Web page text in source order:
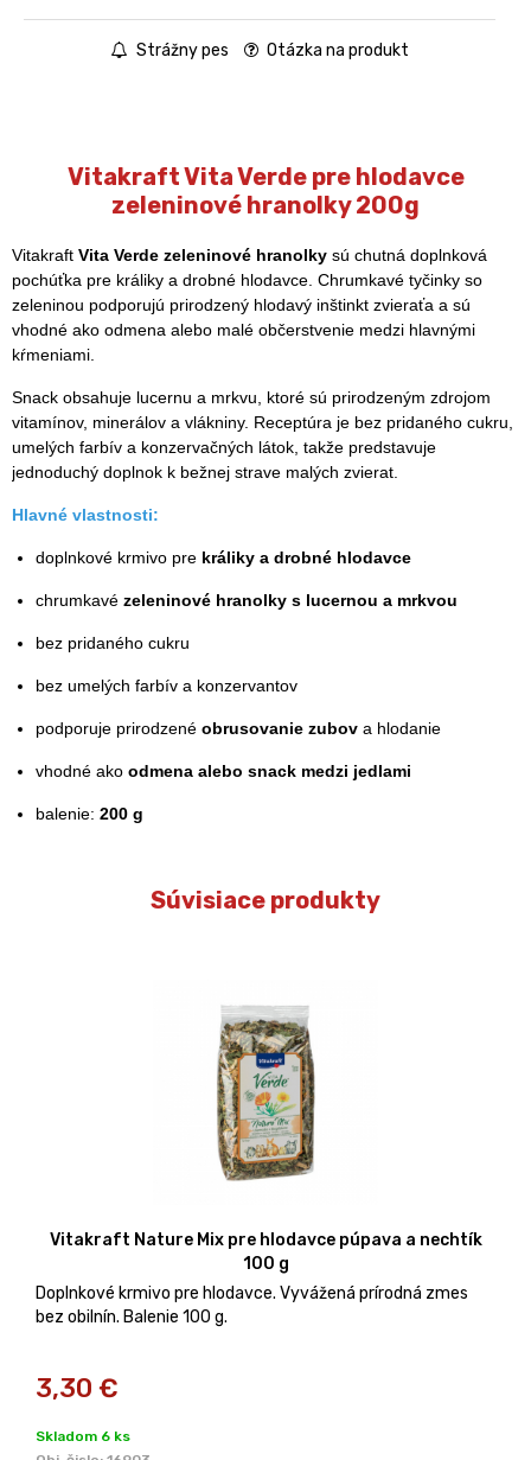
Strážny pes Otázka na produkt
Vitakraft Vita Verde pre hlodavce
zeleninové hranolky 200g
Vitakraft Vita Verde zeleninové hranolky sú chutná doplnková
pochúťka pre králiky a drobné hlodavce. Chrumkavé tyčinky so
zeleninou podporujú prirodzený hlodavý inštinkt zvieraťa a sú
vhodné ako odmena alebo malé občerstvenie medzi hlavnými
kŕmeniami.
Snack obsahuje lucernu a mrkvu, ktoré sú prirodzeným zdrojom
vitamínov, minerálov a vlákniny. Receptúra je bez pridaného cukru,
umelých farbív a konzervačných látok, takže predstavuje
jednoduchý doplnok k bežnej strave malých zvierat.
Hlavné vlastnosti:
doplnkové krmivo pre králiky a drobné hlodavce
chrumkavé zeleninové hranolky s lucernou a mrkvou
bez pridaného cukru
bez umelých farbív a konzervantov
podporuje prirodzené obrusovanie zubov a hlodanie
vhodné ako odmena alebo snack medzi jedlami
balenie: 200 g
Súvisiace produkty
Vitakraft Nature Mix pre hlodavce púpava a nechtík
100 g
Doplnkové krmivo pre hlodavce. Vyvážená prírodná zmes
bez obilnín. Balenie 100 g.
3,30 €
Skladom 6 ks